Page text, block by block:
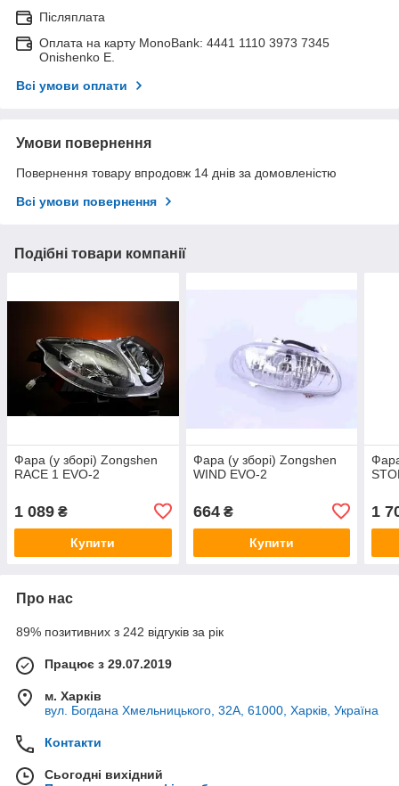
Післяплата
Оплата на карту MonoBank: 4441 1110 3973 7345
Onishenko E.
Всі умови оплати
Умови повернення
Повернення товару впродовж 14 днів за домовленістю
Всі умови повернення
Подібні товари компанії
Фара (у зборі) Zongshen
RACE 1 EVO-2
1 089 ₴
Купити
Фара (у зборі) Zongshen
WIND EVO-2
664₴
Купити
1
Про нас
89% позитивних з 242 відгуків за рік
Працює з 29.07.2019
м. Харків
вул. Богдана Хмельницького, 32А, 61000, Харків, Україна
Контакти
Сьогодні вихідний